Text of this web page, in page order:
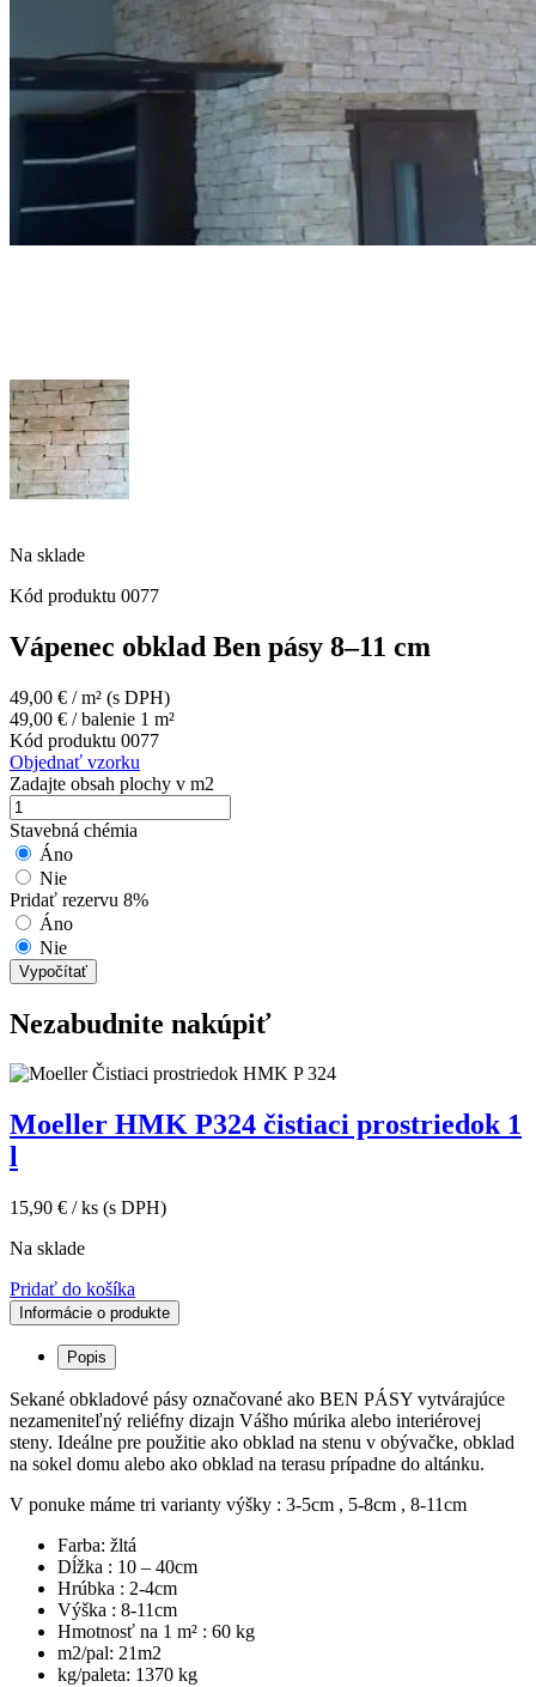
Na sklade
Kód produktu 0077
Vápenec obklad Ben pásy 8–11 cm
49,00 € / m² (s DPH)
49,00 € / balenie 1 m²
Kód produktu 0077
Objednať vzorku
Zadajte obsah plochy v m2
Stavebná chémia
Áno
Nie
Pridať rezervu 8%
Áno
Nie
Vypočítať
Nezabudnite nakúpiť
Moeller HMK P324 čistiaci prostriedok 1
l
15,90 € / ks (s DPH)
Na sklade
Pridať do košíka
Informácie o produkte
Popis
Sekané obkladové pásy označované ako BEN PÁSY vytvárajúce
nezameniteľný reliéfny dizajn Vášho múrika alebo interiérovej
steny. Ideálne pre použitie ako obklad na stenu v obývačke, obklad
na sokel domu alebo ako obklad na terasu prípadne do altánku.
V ponuke máme tri varianty výšky : 3-5cm , 5-8cm , 8-11cm
Farba: žltá
Dĺžka : 10 – 40cm
Hrúbka : 2-4cm
Výška : 8-11cm
Hmotnosť na 1 m² : 60 kg
m2/pal: 21m2
kg/paleta: 1370 kg